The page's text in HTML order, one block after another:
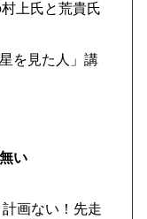
上氏と荒貴氏
を見た人」講
い
画ない！先走